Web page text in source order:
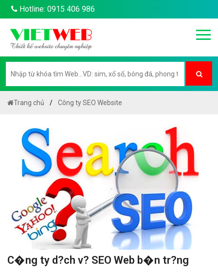
Hotline: 0915 406 986
Trang chủ Công ty SEO Website
C�ng ty d?ch v? SEO Web b�n tr?ng